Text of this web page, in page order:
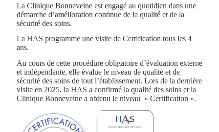
La Clinique Bonneveine est engagé au quotidien dans une
démarche d’amélioration continue de la qualité et de la
sécurité des soins.
La HAS programme une visite de Certification tous les 4
ans.
Au cours de cette procédure obligatoire d’évaluation externe
et indépendante, elle évalue le niveau de qualité et de
sécurité des soins de tout l’établissement. Lors de la dernière
visite en 2025, la HAS a confirmé la qualité des soins et la
Clinique Bonneveine a obtenu le niveau » Certification ».